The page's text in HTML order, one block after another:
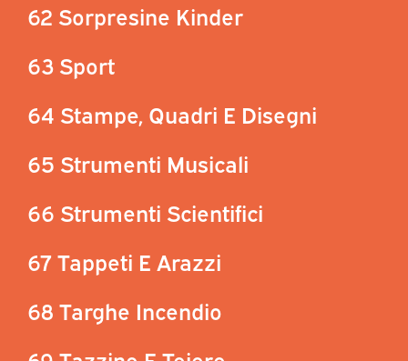
62 Sorpresine Kinder
63 Sport
64 Stampe, Quadri E Disegni
65 Strumenti Musicali
66 Strumenti Scientifici
67 Tappeti E Arazzi
68 Targhe Incendio